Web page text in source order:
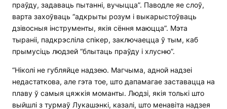
праўду, задаваць пытанні, вучыцца”. Паводле яе слоў,
варта захоўваць “адкрыты розум і выкарыстоўваць
дзівосныя інструменты, якія сёння маюцца”. Мэта
тыраніі, падкрэсліла спікер, заключаецца ў тым, каб
прымусіць людзей “блытаць праўду і хлусню”.
“Ніколі не губляйце надзею. Магчыма, адной надзеі
недастаткова, але гэта тое, што дапамагае заставацца на
плаву ў самыя цяжкія моманты. Людзі, якія толькі што
выйшлі з турмаў Лукашэнкі, казалі, што менавіта надзея